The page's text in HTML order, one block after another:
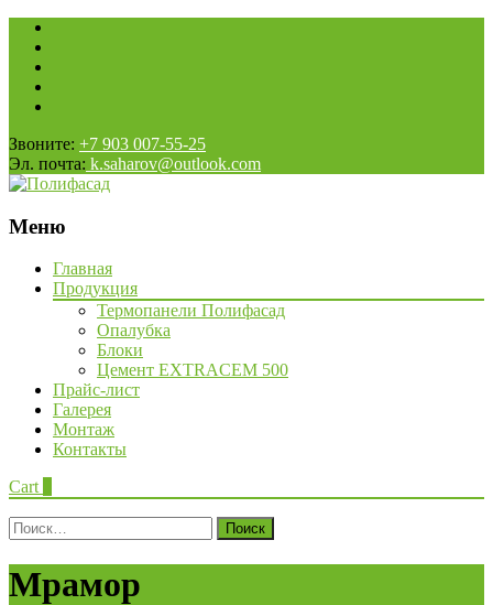
Звоните: +7 903 007-55-25
Эл. почта: k.saharov@outlook.com
Меню
НаверхГлавная
Продукция
Термопанели Полифасад
Опалубка
Блоки
Цемент EXTRACEM 500
Прайс-лист
Галерея
Монтаж
Контакты
Cart
Поиск
для:
Мрамор